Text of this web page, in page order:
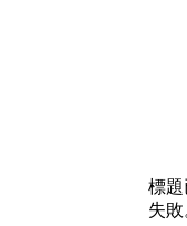
標
失敗